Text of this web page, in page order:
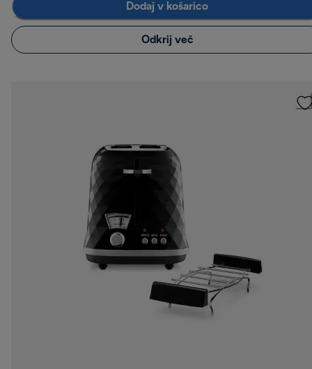
Dodaj v košarico
Odkrij več